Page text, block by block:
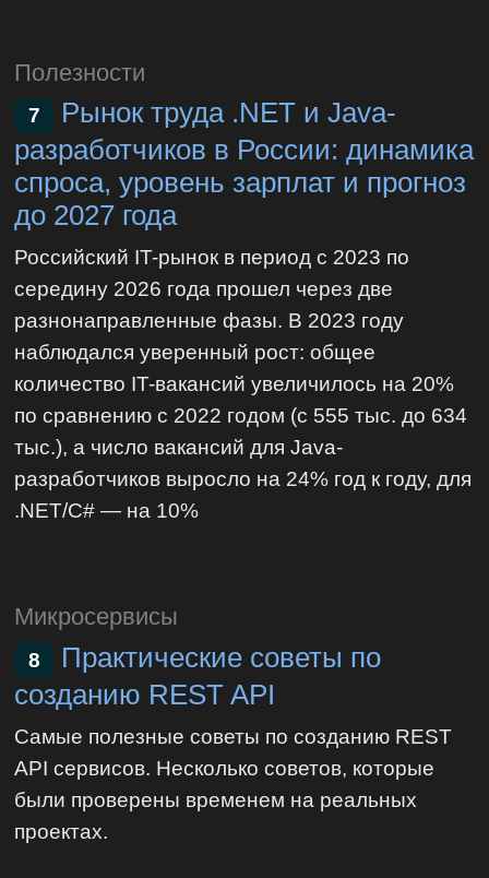
Полезности
7
Рынок труда .NET и Java-
разработчиков в России: динамика
спроса, уровень зарплат и прогноз
до 2027 года
Российский IT-рынок в период с 2023 по
середину 2026 года прошел через две
разнонаправленные фазы. В 2023 году
наблюдался уверенный рост: общее
количество IT-вакансий увеличилось на 20%
по сравнению с 2022 годом (с 555 тыс. до 634
тыс.), а число вакансий для Java-
разработчиков выросло на 24% год к году, для
.NET/C# — на 10%
Микросервисы
8
Практические советы по
созданию REST API
Самые полезные советы по созданию REST
API сервисов. Несколько советов, которые
были проверены временем на реальных
проектах.